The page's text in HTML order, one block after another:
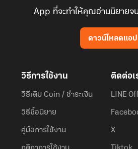
App ที่จะทำให้คุณอ่านนิยายจ
ดาวน์โหลดแอป
วิธีการใช้งาน
วิธีเติม Coin / ชำระเงิน
วิธีซื้อนิยาย
คู่มือการใช้งาน
ติดต่อเ
LINE
X